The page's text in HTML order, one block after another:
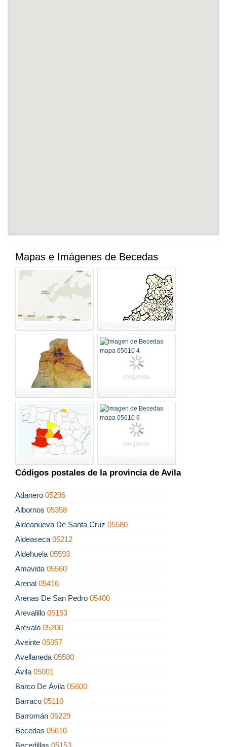
Mapas e Imágenes de Becedas
Códigos postales de la provincia de Avila
Adanero 05296
Albornos 05358
Aldeanueva De Santa Cruz 05580
Aldeaseca 05212
Aldehuela 05593
Amavida 05560
Arenal 05416
Arenas De San Pedro 05400
Arevalillo 05153
Arévalo 05200
Aveinte 05357
Avellaneda 05580
Ávila 05001
Barco De Ávila 05600
Barraco 05110
Barromán 05229
Becedas 05610